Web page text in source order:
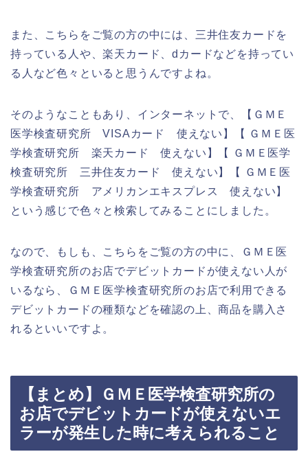
また、こちらをご覧の方の中には、三井住友カードを
持っている人や、楽天カード、dカードなどを持ってい
る人など色々といると思うんですよね。
そのようなこともあり、インターネットで、【ＧＭＥ
医学検査研究所 VISAカード 使えない】【 ＧＭＥ医
学検査研究所 楽天カード 使えない】【 ＧＭＥ医学
検査研究所 三井住友カード 使えない】【 ＧＭＥ医
学検査研究所 アメリカンエキスプレス 使えない】
という感じで色々と検索してみることにしました。
なので、もしも、こちらをご覧の方の中に、ＧＭＥ医
学検査研究所のお店でデビットカードが使えない人が
いるなら、ＧＭＥ医学検査研究所のお店で利用できる
デビットカードの種類などを確認の上、商品を購入さ
れるといいですよ。
【まとめ】ＧＭＥ医学検査研究所の
お店でデビットカードが使えないエ
ラーが発生した時に考えられること